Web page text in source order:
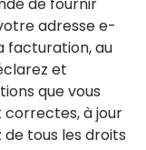
de fournir
adresse e-
facturation, au
et
que vous
correctes, à jour
tous les droits